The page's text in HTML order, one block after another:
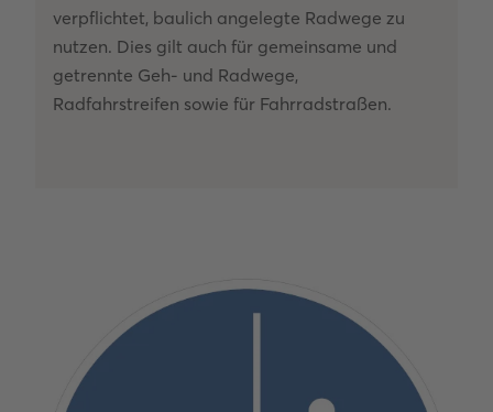
verpflichtet, baulich angelegte Radwege zu
nutzen. Dies gilt auch für gemeinsame und
getrennte Geh- und Radwege,
Radfahrstreifen sowie für Fahrradstraßen.